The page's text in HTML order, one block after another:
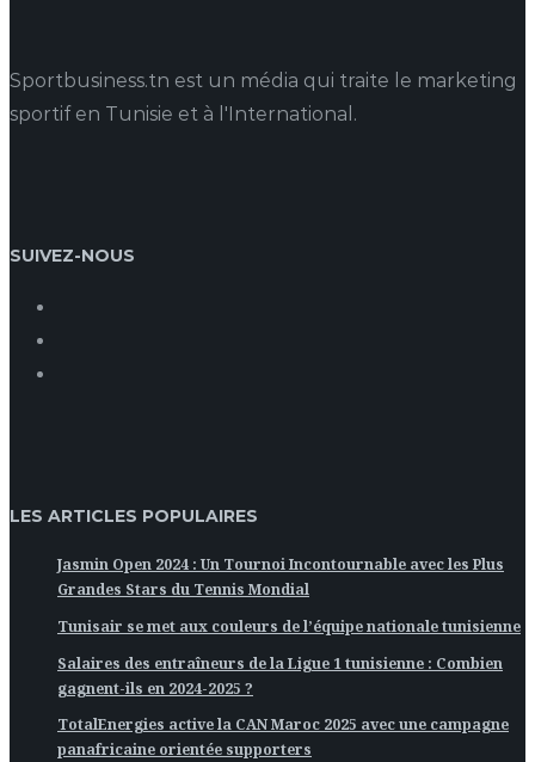
Sportbusiness.tn est un média qui traite le marketing
sportif en Tunisie et à l'International.
SUIVEZ-NOUS
LES ARTICLES POPULAIRES
Jasmin Open 2024 : Un Tournoi Incontournable avec les Plus
Grandes Stars du Tennis Mondial
Tunisair se met aux couleurs de l’équipe nationale tunisienne
Salaires des entraîneurs de la Ligue 1 tunisienne : Combien
gagnent-ils en 2024-2025 ?
TotalEnergies active la CAN Maroc 2025 avec une campagne
panafricaine orientée supporters